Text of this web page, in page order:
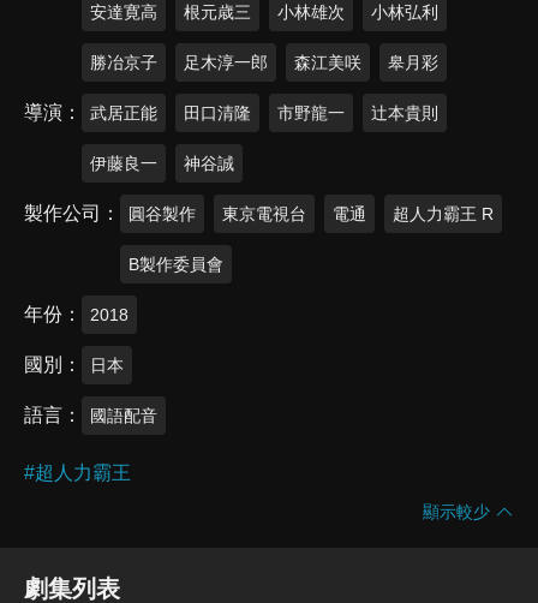
安達寛高 根元歳三 小林雄次 小林弘利
勝冶京子 足木淳一郎 森江美咲 皋月彩
導演 武居正能 田口清隆 市野龍一 辻本貴則
伊藤良一 神谷誠
製作公司 圓谷製作 東京電視台 電通 超人力霸王 R
B製作委員會
年份 2018
國別 日本
語言 國語配音
#超人力霸王
顯示較少
劇集列表